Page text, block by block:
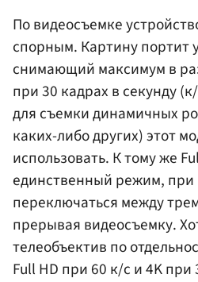
По видеосъемке
спорным. Картину портит
снимающий максимум в
при 30 кадрах в секунду
для съемки динамичных
каких-либо других) этот
использовать. К тому же
единственный режим,
переключаться между
прерывая видеосъемку.
телеобъектив по
Full HD при 60 к/с и 4K при